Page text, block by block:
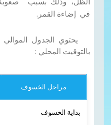
في إضاءة القمر.
يحتوي الجدول الموالي
بالتوقيت المحلي :
مراحل الخسوف
بداية الخسوف